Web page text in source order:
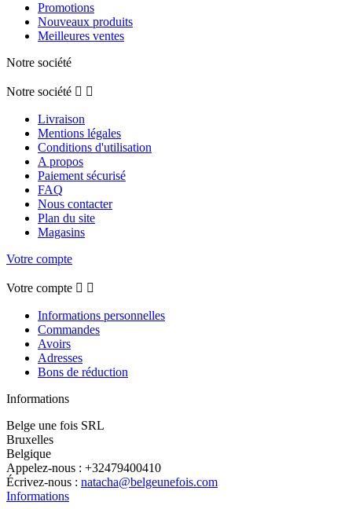
Promotions
Nouveaux produits
Meilleures ventes
Notre société
Notre société  
Livraison
Mentions légales
Conditions d'utilisation
A propos
Paiement sécurisé
FAQ
Nous contacter
Plan du site
Magasins
Votre compte
Votre compte  
Informations personnelles
Commandes
Avoirs
Adresses
Bons de réduction
Informations
Belge une fois SRL
Bruxelles
Belgique
Appelez-nous : +32479400410
Écrivez-nous : natacha@belgeunefois.com
Informations